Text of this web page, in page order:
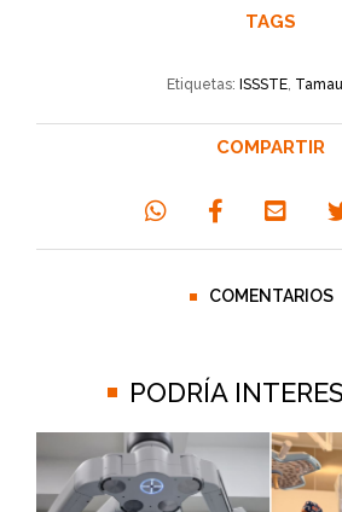
TAGS
Etiquetas: ISSSTE,
COMPARTIR
COMENTARIOS
PODRÍA